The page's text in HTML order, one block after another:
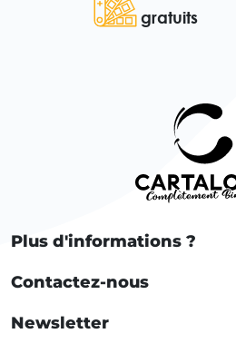
gratuits
Plus d'informations ?
Contactez-nous
Newsletter